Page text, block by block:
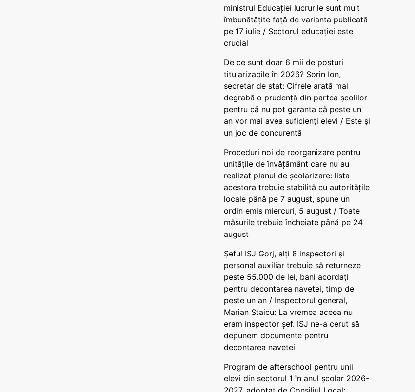
ministrul Educației lucrurile sunt mult
îmbunătățite față de varianta publicată
pe 17 iulie / Sectorul educației este
crucial
De ce sunt doar 6 mii de posturi
titularizabile în 2026? Sorin Ion,
secretar de stat: Cifrele arată mai
degrabă o prudență din partea școlilor
pentru că nu pot garanta că peste un
an vor mai avea suficienți elevi / Este și
un joc de concurență
Proceduri noi de reorganizare pentru
unitățile de învățământ care nu au
realizat planul de școlarizare: lista
acestora trebuie stabilită cu autoritățile
locale până pe 7 august, spune un
ordin emis miercuri, 5 august / Toate
măsurile trebuie încheiate până pe 24
august
Șeful ISJ Gorj, alți 8 inspectori și
personal auxiliar trebuie să returneze
peste 55.000 de lei, bani acordați
pentru decontarea navetei, timp de
peste un an / Inspectorul general,
Marian Staicu: La vremea aceea nu
eram inspector șef. ISJ ne-a cerut să
depunem documente pentru
decontarea navetei
Program de afterschool pentru unii
elevi din sectorul 1 în anul școlar 2026-
2027, adoptat de Consiliul Local: